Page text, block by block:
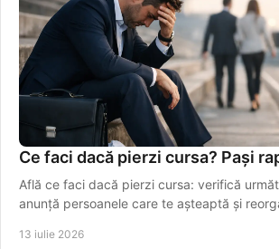
Ce faci dacă pierzi cursa? Pași
Află ce faci dacă pierzi cursa: verifică
anunță persoanele care te așteaptă și
13 iulie 2026